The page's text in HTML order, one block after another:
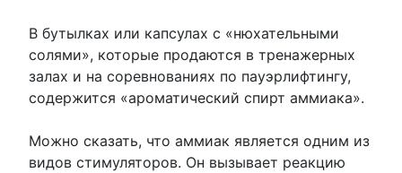
В бутылках или капсулах с «нюхательными
солями», которые продаются в тренажерных
залах и на соревнованиях по пауэрлифтингу,
содержится «ароматический спирт аммиака».
Можно сказать, что аммиак является одним из
видов стимуляторов. Он вызывает реакцию